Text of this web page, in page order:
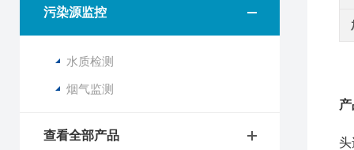
污染源监控
水质检测
烟气监测
查看全部产品
头